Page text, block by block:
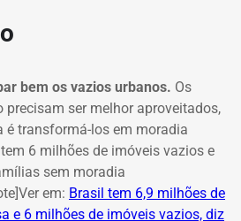
bem os vazios urbanos. Os
precisam ser melhor aproveitados,
é transformá-los em moradia
6 milhões de imóveis vazios e
sem moradia
em: Brasil tem 6,9 milhões de
e 6 milhões de imóveis vazios, diz